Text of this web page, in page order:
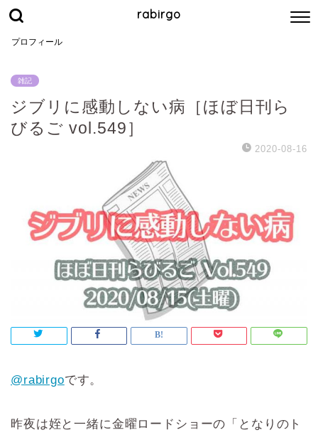
rabirgo
プロフィール
雑記
ジブリに感動しない病［ほぼ日刊ら
びるご vol.549］
2020-08-16
@rabirgoです。
昨夜は姪と一緒に金曜ロードショーの「となりのト